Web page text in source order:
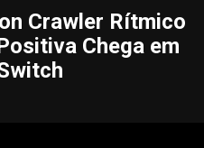
Crawler Rítmico
Chega em